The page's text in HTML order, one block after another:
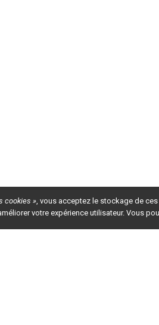
cookies », vous acceptez le stockage de
votre expérience utilisateur. Vous